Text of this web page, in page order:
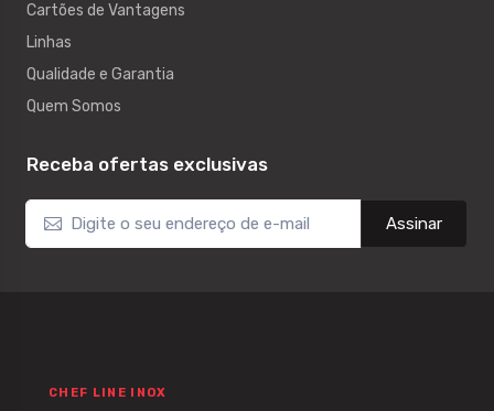
Cartões de Vantagens
Linhas
Qualidade e Garantia
Quem Somos
Receba ofertas exclusivas
Assinar
CHEF LINE INOX